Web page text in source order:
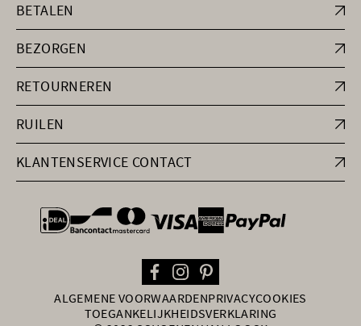
BETALEN
BEZORGEN
RETOURNEREN
RUILEN
KLANTENSERVICE CONTACT
general.paymentOptions
ALGEMENE VOORWAARDENPRIVACYCOOKIES
TOEGANKELIJKHEIDSVERKLARING